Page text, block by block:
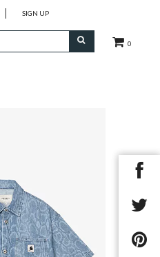
0
SIGN UP